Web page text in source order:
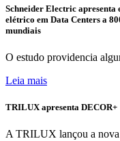
Schneider Electric apresenta
elétrico em Data Centers a
mundiais
O estudo providencia
Leia mais
TRILUX apresenta DECOR+
A TRILUX lançou a